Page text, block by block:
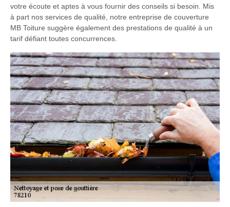
votre écoute et aptes à vous fournir des conseils si besoin. Mis
à part nos services de qualité, notre entreprise de couverture
MB Toiture suggère également des prestations de qualité à un
tarif défiant toutes concurrences.